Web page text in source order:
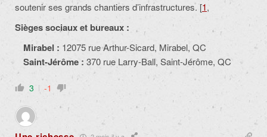
soutenir ses grands chantiers d’infrastructures. [1,
Sièges sociaux et bureaux :
Mirabel : 12075 rue Arthur-Sicard, Mirabel, QC
Saint-Jérôme : 370 rue Larry-Ball, Saint-Jérôme, QC
3 -1